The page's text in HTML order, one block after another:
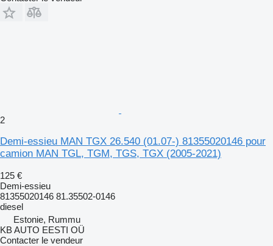
2
Demi-essieu MAN TGX 26.540 (01.07-) 81355020146 pour
camion MAN TGL, TGM, TGS, TGX (2005-2021)
125 €
Demi-essieu
81355020146 81.35502-0146
diesel
Estonie, Rummu
KB AUTO EESTI OÜ
Contacter le vendeur